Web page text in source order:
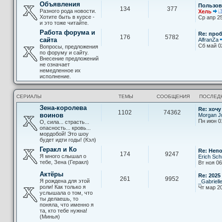
Объявления
Разного рода новости.
Хотите быть в курсе -
и это тоже читайте.
134 377
Хель
Ср апр
Работа форума и
сайта
Вопросы, предложения
по форуму и сайту.
Внесение предложений
не означает
немедленное их
исполнение.
176 5782
Re:
AlfranZa
Сб май
СЕРИАЛЫ ТЕМЫ СООБЩЕНИЯ
Зена-королева
воинов
О, сила... страсть...
опасность... кровь...
мордобой! Это шоу
будет идти годы! (Кэл)
1102 74362
Re:
Morgan
Пн июн
Геракл и Ко
Я много слышал о
тебе, Зена (Геракл)
174 9247
Re:
Erich
Вт ноя
Актёры
Я рождена для этой
роли! Как только я
услышала о том, что
ты делаешь, то
поняла, что именно я
та, кто тебе нужна!
(Минья)
261 9952
Re:
Чт мар